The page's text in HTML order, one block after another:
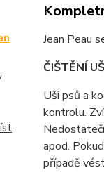
Jean Peau
ČIŠTĚNÍ
Uši psů a
kontrolu.
apod.
případě